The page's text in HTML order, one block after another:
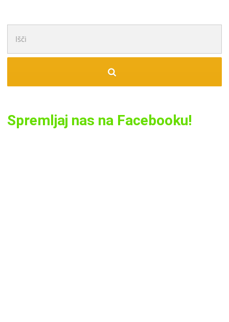
Spremljaj nas na Facebooku!